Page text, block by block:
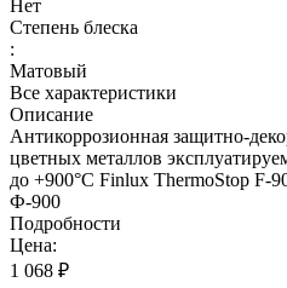
Нет
Степень блеска
:
Матовый
Все характеристики
Описание
Антикоррозионная защитно-
цветных металлов
до +900°С Finlux ThermoStop
Ф-900
Подробности
Цена:
1 068 ₽